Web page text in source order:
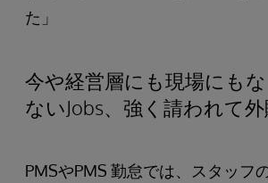
た」
今や経営層にも現場にも
ないJobs、強く請われて外
PMSやPMS 勤怠では、スタッフ